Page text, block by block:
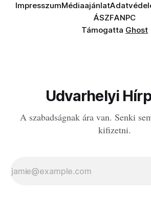
ImpresszumMédiaajánlat
ÁSZFANPC
Támogatta Ghost
Udvarhelyi
A szabadságnak ára van. Senki
kifizetni.